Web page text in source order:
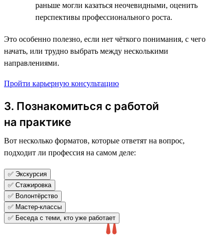
раньше могли казаться неочевидными, оценить
перспективы профессионального роста.
Это особенно полезно, если нет чёткого понимания, с чего
начать, или трудно выбрать между несколькими
направлениями.
Пройти карьерную консультацию
3. Познакомиться с работой
на практике
Вот несколько форматов, которые ответят на вопрос,
подходит ли профессия на самом деле:
✅ Экскурсия
✅ Стажировка
✅ Волонтёрство
✅ Мастер-классы
✅ Беседа с теми, кто уже работает